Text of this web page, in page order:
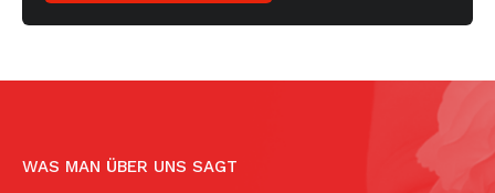
WAS MAN ÜBER UNS SAGT